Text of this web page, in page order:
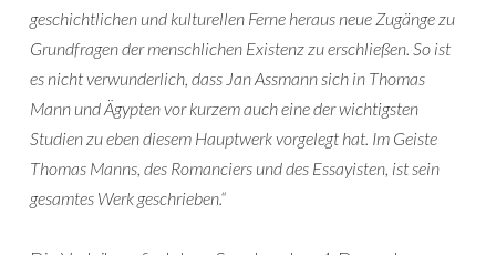
geschichtlichen und kulturellen Ferne heraus neue Zugänge zu
Grundfragen der menschlichen Existenz zu erschließen. So ist
es nicht verwunderlich, dass Jan Assmann sich in Thomas
Mann und Ägypten vor kurzem auch eine der wichtigsten
Studien zu eben diesem Hauptwerk vorgelegt hat. Im Geiste
Thomas Manns, des Romanciers und des Essayisten, ist sein
gesamtes Werk geschrieben.“